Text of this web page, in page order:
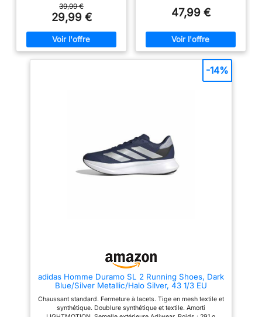
confortable, respirant et léger
pour garder vos pieds au sec
pendant l'exercice. 【 Intérieur
confortable 】 : l'intérieur des
chaussures homme est fabriqué
en textile et en coton respirant
hautement élastique. Amorti et
chocs, un amorti et un soutien
efficaces. La semelle extérieure
en caoutchouc est antidérapante
et résistante à l'usure. 【Glisser
Occacions】: Les baskets et
conviennent à la course, à la
randonnée, au sport, à la gym,
l'exercice, au travail, au basket-
ball, au tennis, au football, aux
39,99 €
29,99 €
: 304 g (pointure 42 2/3). Drop
(talon 33 mm / avant-pied 23
mm). Semelle extérieure
Adiwear.
47,99 €
adidas Homme Duramo SL 2 Running Shoes, Dark
Blue/Silver Metallic/Halo Silver, 43 1/3 EU
Chaussant standard. Fermeture à lacets. Tige en mesh textile et
synthétique. Doublure synthétique et textile. Amorti
-14%